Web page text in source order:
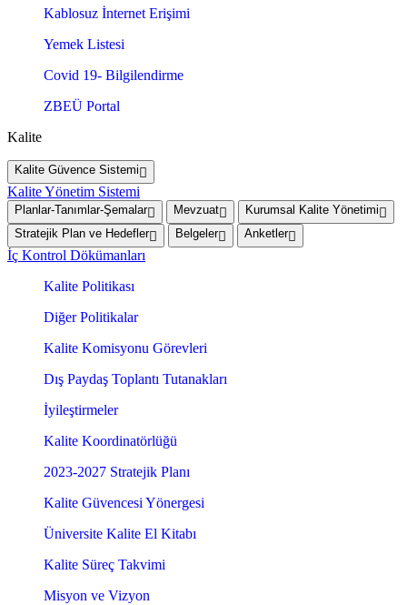
Kablosuz İnternet Erişimi
Yemek Listesi
Covid 19- Bilgilendirme
ZBEÜ Portal
Kalite
Kalite Güvence Sistemi
Kalite Yönetim Sistemi
Planlar-Tanımlar-Şemalar Mevzuat
Kurumsal Kalite Yönetimi
Stratejik Plan ve Hedefler
Belgeler Anketler
İç Kontrol Dökümanları
Kalite Politikası
Diğer Politikalar
Kalite Komisyonu Görevleri
Dış Paydaş Toplantı Tutanakları
İyileştirmeler
Kalite Koordinatörlüğü
2023-2027 Stratejik Planı
Kalite Güvencesi Yönergesi
Üniversite Kalite El Kitabı
Kalite Süreç Takvimi
Misyon ve Vizyon